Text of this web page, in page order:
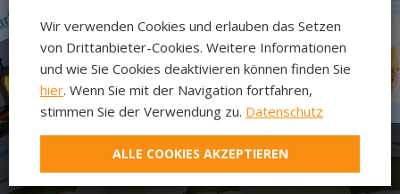
Zeitschrift FrauenStärken
Wir verwenden Cookies und erlauben das Setzen
von Drittanbieter-Cookies. Weitere Informationen
und wie Sie Cookies deaktivieren können finden Sie
hier. Wenn Sie mit der Navigation fortfahren,
stimmen Sie der Verwendung zu. Datenschutz
ALLE COOKIES AKZEPTIEREN